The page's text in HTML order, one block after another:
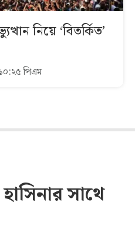
নিয়ে ‘বিতর্কিত’
পিএম
সাথে